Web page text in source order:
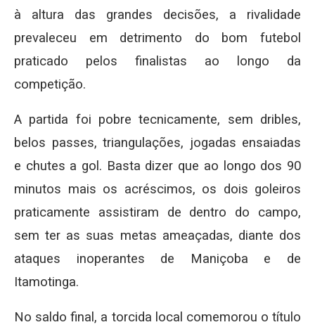
à altura das grandes decisões, a rivalidade
prevaleceu em detrimento do bom futebol
praticado pelos finalistas ao longo da
competição.
A partida foi pobre tecnicamente, sem dribles,
belos passes, triangulações, jogadas ensaiadas
e chutes a gol. Basta dizer que ao longo dos 90
minutos mais os acréscimos, os dois goleiros
praticamente assistiram de dentro do campo,
sem ter as suas metas ameaçadas, diante dos
ataques inoperantes de Maniçoba e de
Itamotinga.
No saldo final, a torcida local comemorou o título